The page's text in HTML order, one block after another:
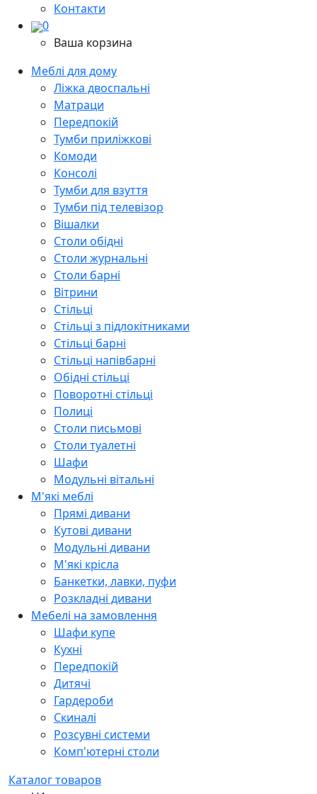
Контакти
0
Ваша корзина
Меблі для дому
Ліжка двоспальні
Матраци
Передпокій
Тумби приліжкові
Комоди
Консолі
Тумби для взуття
Тумби під телевізор
Вішалки
Столи обідні
Столи журнальні
Столи барні
Вітрини
Стільці
Стільці з підлокітниками
Стільці барні
Стільці напівбарні
Обідні стільці
Поворотні стільці
Полиці
Столи письмові
Столи туалетні
Шафи
Модульні вітальні
М'які меблі
Прямі дивани
Кутові дивани
Модульні дивани
М'які крісла
Банкетки, лавки, пуфи
Розкладні дивани
Мебелі на замовлення
Шафи купе
Кухні
Передпокій
Дитячі
Гардероби
Скиналі
Розсувні системи
Комп'ютерні столи
Каталог товаров